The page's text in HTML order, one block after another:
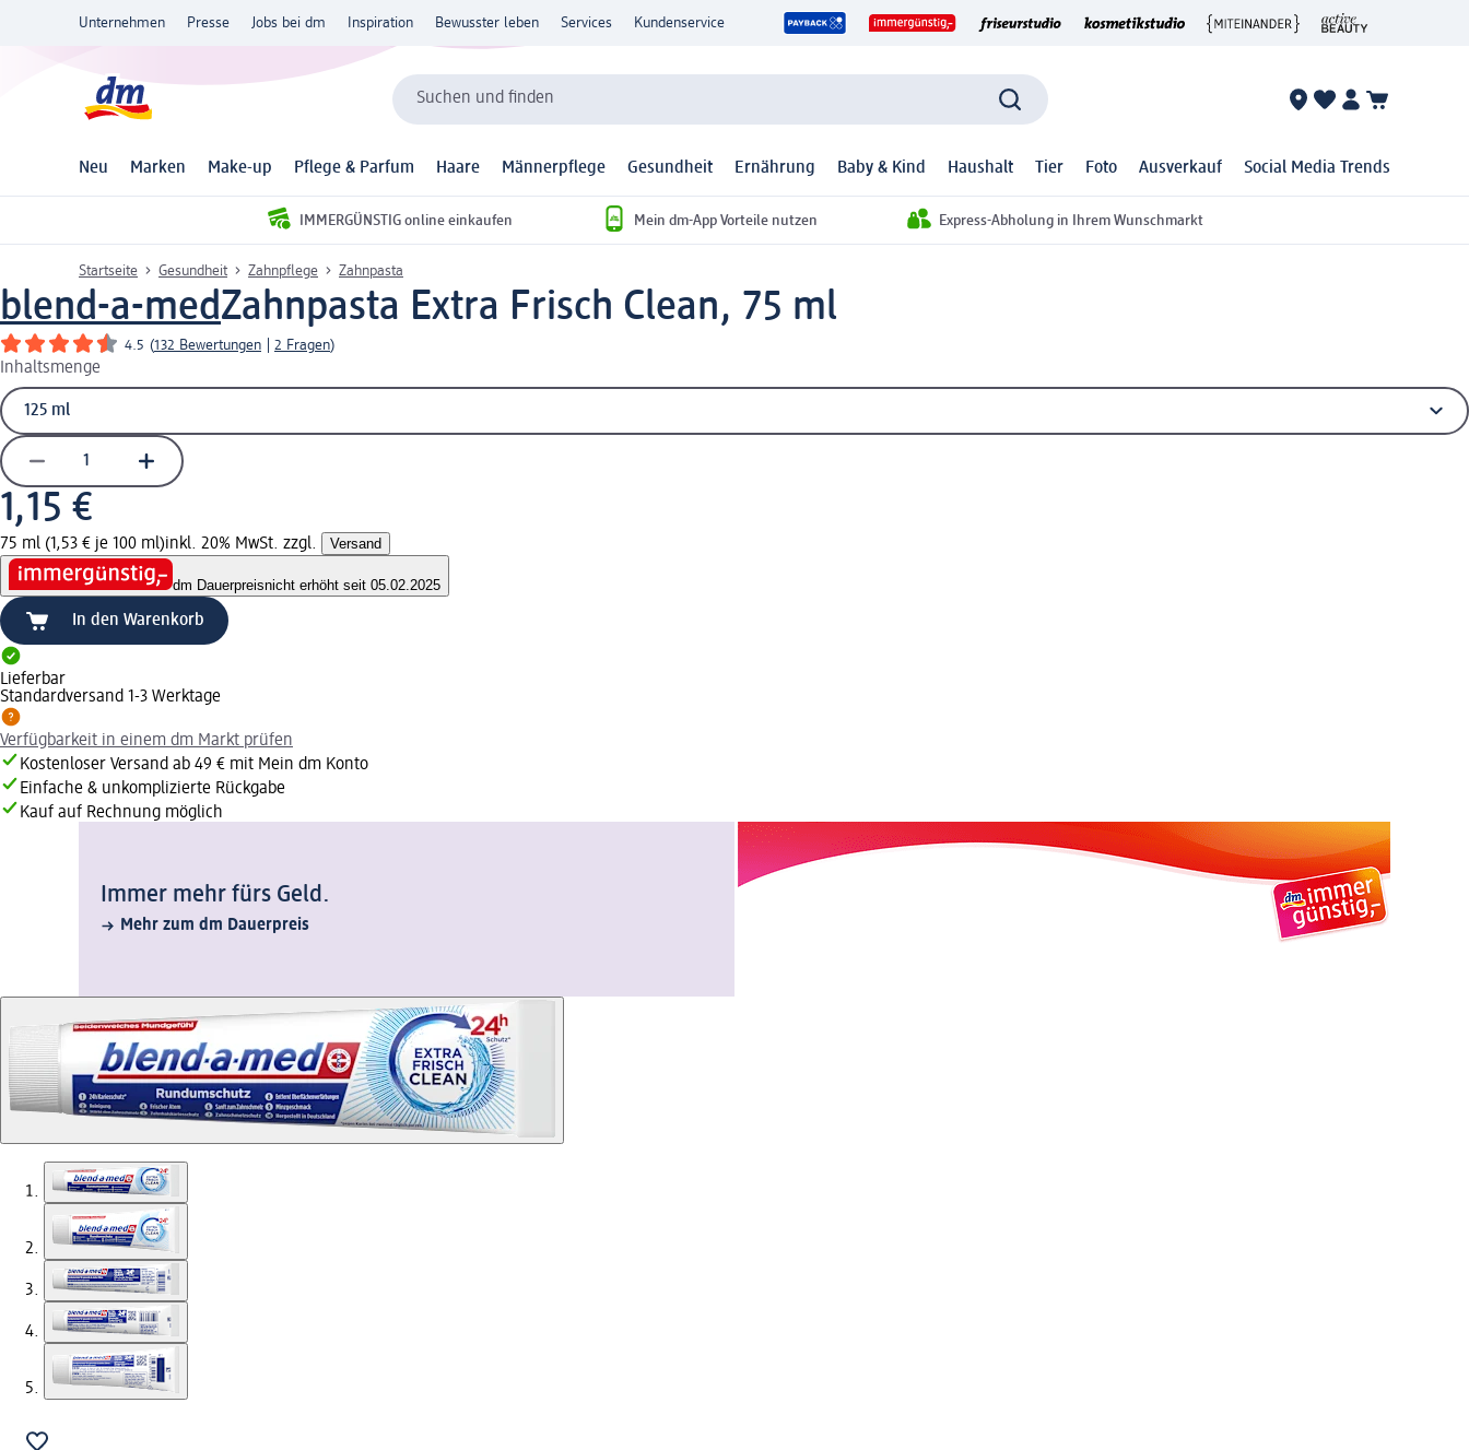
Unternehmen Presse Jobs bei dm Inspiration Bewusster leben Services Kundenservice
Suchen und finden
Neu Marken Make-up Pflege & Parfum Haare Männerpflege Gesundheit Ernährung Baby & Kind Haushalt Tier Foto Ausverkauf Social Media Trends
IMMERGÜNSTIG online einkaufen Mein dm-App Vorteile nutzen Express-Abholung in Ihrem Wunschmarkt
Startseite Gesundheit Zahnpflege Zahnpasta
blend-a-medZahnpasta Extra Frisch Clean, 75 ml
4.5 (132 Bewertungen 2 Fragen)
Inhaltsmenge
1,15 €
75 ml (1,53 € je 100 ml)inkl. 20% MwSt. zzgl. Versand
dm Dauerpreisnicht erhöht seit 05.02.2025
In den Warenkorb
Lieferbar
Standardversand 1-3 Werktage
Verfügbarkeit in einem dm Markt prüfen
Kostenloser Versand ab 49 € mit Mein dm Konto
Einfache & unkomplizierte Rückgabe
Kauf auf Rechnung möglich
Immer mehr fürs Geld.
Mehr zum dm Dauerpreis